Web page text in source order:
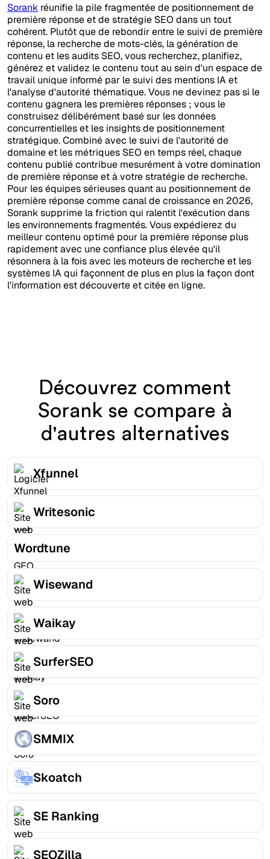
Sorank réunifie la pile fragmentée de positionnement de
première réponse et de stratégie SEO dans un tout
cohérent. Plutôt que de rebondir entre le suivi de première
réponse, la recherche de mots-clés, la génération de
contenu et les audits SEO, vous recherchez, planifiez,
générez et validez le contenu tout au sein d'un espace de
travail unique informé par le suivi des mentions IA et
l'analyse d'autorité thématique. Vous ne devinez pas si le
contenu gagnera les premières réponses ; vous le
construisez délibérément basé sur les données
concurrentielles et les insights de positionnement
stratégique. Combiné avec le suivi de l'autorité de
domaine et les métriques SEO en temps réel, chaque
contenu publié contribue mesurément à votre domination
de première réponse et à votre stratégie de recherche.
Pour les équipes sérieuses quant au positionnement de
première réponse comme canal de croissance en 2026,
Sorank supprime la friction qui ralentit l'exécution dans
les environnements fragmentés. Vous expédierez du
meilleur contenu optimé pour la première réponse plus
rapidement avec une confiance plus élevée qu'il
résonnera à la fois avec les moteurs de recherche et les
systèmes IA qui façonnent de plus en plus la façon dont
l'information est découverte et citée en ligne.
Découvrez comment
Sorank se compare à
d'autres alternatives
Xfunnel
Writesonic
Wordtune
Wisewand
Waikay
SurferSEO
Soro
SMMIX
Skoatch
SE Ranking
SEOZilla